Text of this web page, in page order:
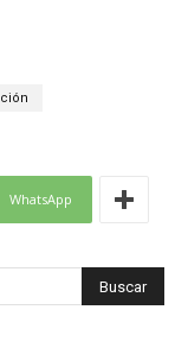
WhatsApp